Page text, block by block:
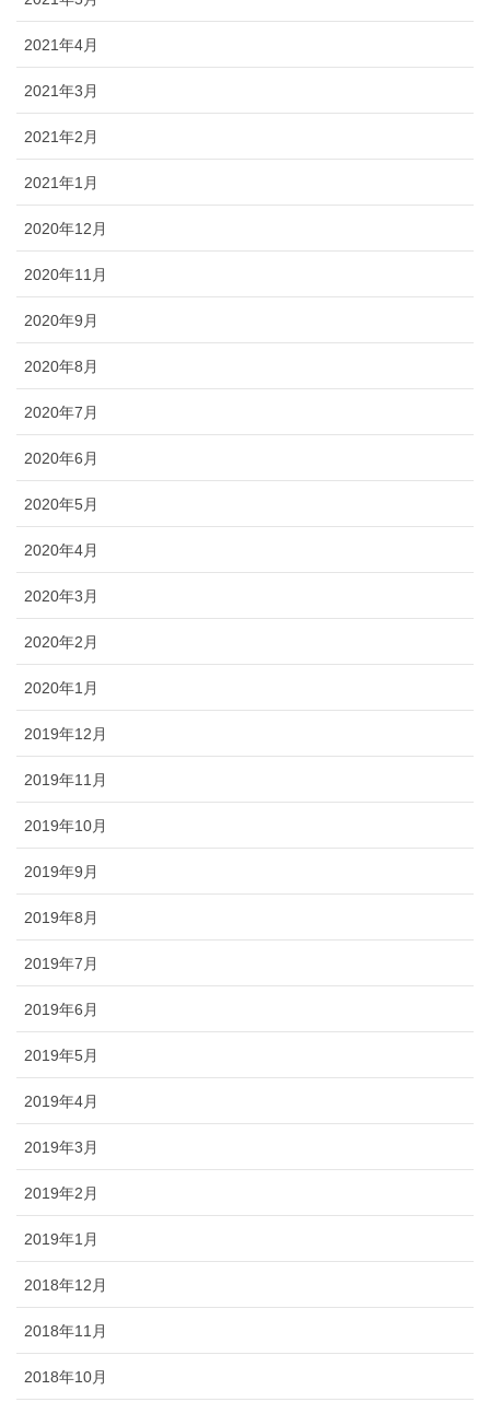
2021年4月
2021年3月
2021年2月
2021年1月
2020年12月
2020年11月
2020年9月
2020年8月
2020年7月
2020年6月
2020年5月
2020年4月
2020年3月
2020年2月
2020年1月
2019年12月
2019年11月
2019年10月
2019年9月
2019年8月
2019年7月
2019年6月
2019年5月
2019年4月
2019年3月
2019年2月
2019年1月
2018年12月
2018年11月
2018年10月